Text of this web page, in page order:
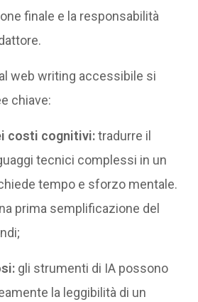
finale e la responsabilità
web writing accessibile si
chiave:
costi cognitivi:tradurre il
tecnici complessi in un
tempo e sforzo mentale.
prima semplificazione del
gli strumenti di IA possono
la leggibilità di un